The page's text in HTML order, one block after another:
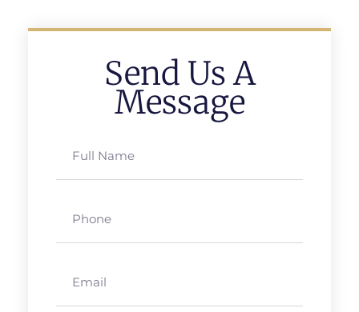
Send Us A
Message